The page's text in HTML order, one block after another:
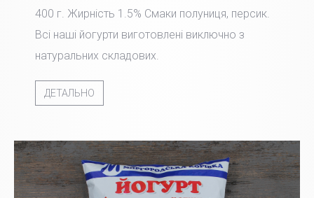
400 г. Жирність 1.5% Смаки полуниця, персик.
Всі наші йогурти виготовлені виключно з
натуральних складових.
ДЕТАЛЬНО